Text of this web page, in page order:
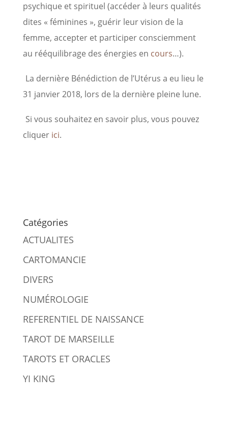
psychique et spirituel (accéder à leurs qualités
dites « féminines », guérir leur vision de la
femme, accepter et participer consciemment
au rééquilibrage des énergies en cours…).
La dernière Bénédiction de l’Utérus a eu lieu le
31 janvier 2018, lors de la dernière pleine lune.
Si vous souhaitez en savoir plus, vous pouvez
cliquer ici.
Catégories
ACTUALITES
CARTOMANCIE
DIVERS
NUMÉROLOGIE
REFERENTIEL DE NAISSANCE
TAROT DE MARSEILLE
TAROTS ET ORACLES
YI KING